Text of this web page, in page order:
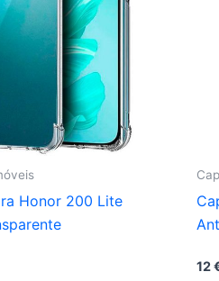
Honor 200 Lite
12